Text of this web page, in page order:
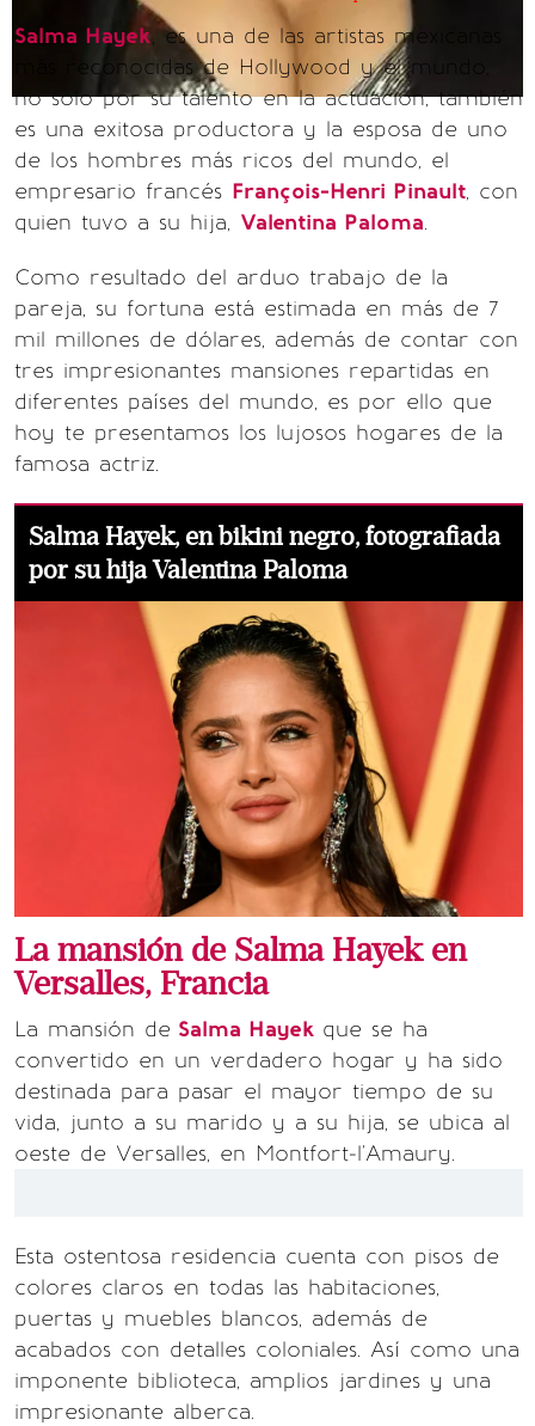
Salma Hayek, es una de las artistas mexicanas
más reconocidas de Hollywood y el mundo,
no solo por su talento en la actuación, también
es una exitosa productora y la esposa de uno
de los hombres más ricos del mundo, el
empresario francés François-Henri Pinault, con
quien tuvo a su hija, Valentina Paloma.
Como resultado del arduo trabajo de la
pareja, su fortuna está estimada en más de 7
mil millones de dólares, además de contar con
tres impresionantes mansiones repartidas en
diferentes países del mundo, es por ello que
hoy te presentamos los lujosos hogares de la
famosa actriz.
Salma Hayek, en bikini negro, fotografiada
por su hija Valentina Paloma
La mansión de Salma Hayek en
Versalles, Francia
La mansión de Salma Hayek que se ha
convertido en un verdadero hogar y ha sido
destinada para pasar el mayor tiempo de su
vida, junto a su marido y a su hija, se ubica al
oeste de Versalles, en Montfort-l'Amaury.
Esta ostentosa residencia cuenta con pisos de
colores claros en todas las habitaciones,
puertas y muebles blancos, además de
acabados con detalles coloniales. Así como una
imponente biblioteca, amplios jardines y una
impresionante alberca.